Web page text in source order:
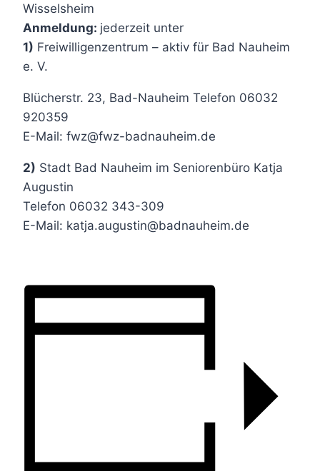
Wisselsheim
Anmeldung: jederzeit unter
1) Freiwilligenzentrum – aktiv für Bad Nauheim
e. V.
Blücherstr. 23, Bad-Nauheim Telefon 06032
920359
E-Mail: fwz@fwz-badnauheim.de
2) Stadt Bad Nauheim im Seniorenbüro Katja
Augustin
Telefon 06032 343-309
E-Mail: katja.augustin@badnauheim.de